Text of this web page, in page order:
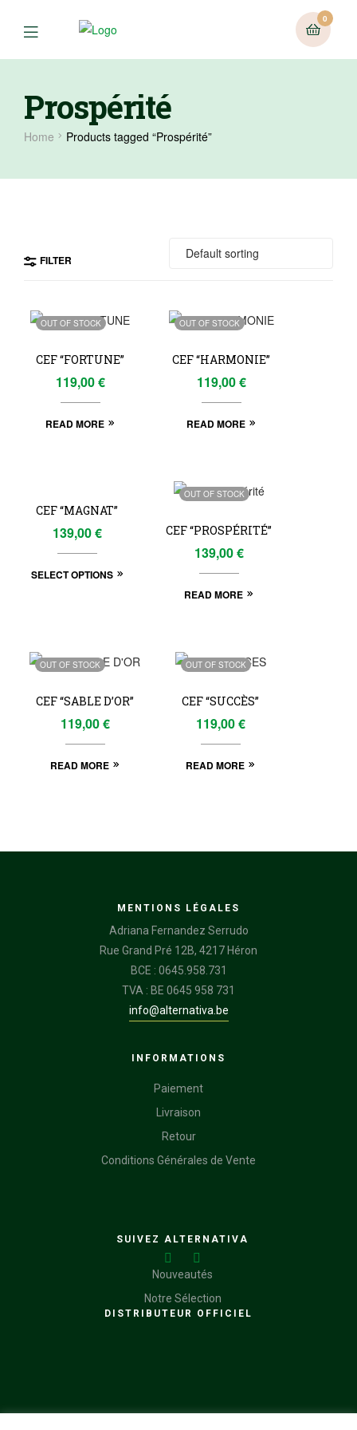
0
Prospérité
Home Products tagged “Prospérité”
FILTER
OUT OF STOCK
CEF “FORTUNE”
119,00€
READ MORE
OUT OF STOCK
CEF “HARMONIE”
119,00€
READ MORE
STOCK
CEF “MAGNAT”
139,00€
SELECT OPTIONS
OUT OF STOCK
CEF “PROSPÉRITÉ”
139,00€
READ MORE
OUT OF STOCK
CEF “SABLE D’OR”
119,00€
READ MORE
OUT OF STOCK
CEF “SUCCÈS”
119,00€
READ MORE
MENTIONS LÉGALES
Adriana Fernandez Serrudo
Rue Grand Pré 12B, 4217 Héron
BCE : 0645.958.731
TVA : BE 0645 958 731
info@alternativa.be
INFORMATIONS
Paiement
Livraison
Retour
Conditions Générales de Vente
SUIVEZ ALTERNATIVA
Nouveautés
Notre Sélection
DISTRIBUTEUR OFFICIEL